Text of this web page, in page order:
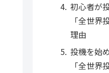
初心者が
「全世界
理由
投機を始
「全世界